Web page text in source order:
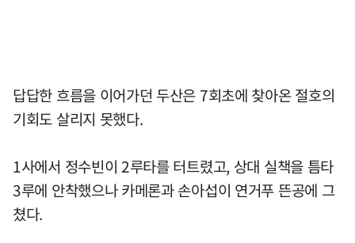
답답한 흐름을 이어가던 두산은 7회초에 찾아온 절호의
기회도 살리지 못했다.
1사에서 정수빈이 2루타를 터트렸고, 상대 실책을 틈타
3루에 안착했으나 카메론과 손아섭이 연거푸 뜬공에 그
쳤다.